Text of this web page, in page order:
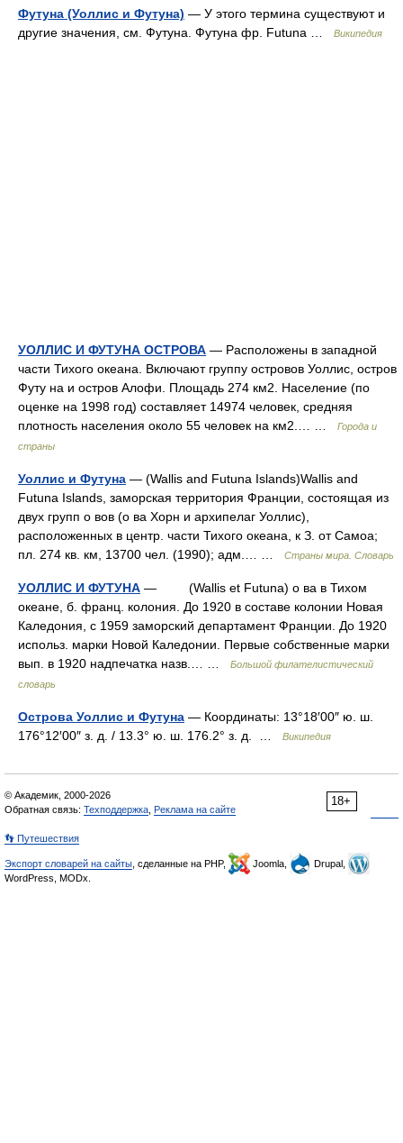
Футуна (Уоллис и Футуна) — У этого термина существуют и
другие значения, см. Футуна. Футуна фр. Futuna …
Википедия
УОЛЛИС И ФУТУНА ОСТРОВА — Расположены в западной
части Тихого океана. Включают группу островов Уоллис, остров
Футу на и остров Алофи. Площадь 274 км2. Население (по
оценке на 1998 год) составляет 14974 человек, средняя
плотность населения около 55 человек на км2.… …
Города и
страны
Уоллис и Футуна — (Wallis and Futuna Islands)Wallis and
Futuna Islands, заморская территория Франции, состоящая из
двух групп о вов (о ва Хорн и архипелаг Уоллис),
расположенных в центр. части Тихого океана, к З. от Самоа;
пл. 274 кв. км, 13700 чел. (1990); адм.… …
Страны мира. Словарь
УОЛЛИС И ФУТУНА — (Wallis et Futuna) о ва в Тихом
океане, б. франц. колония. До 1920 в составе колонии Новая
Каледония, с 1959 заморский департамент Франции. До 1920
использ. марки Новой Каледонии. Первые собственные марки
вып. в 1920 надпечатка назв.… …
Большой филателистический
словарь
Острова Уоллис и Футуна — Координаты: 13°18′00″ ю. ш.
176°12′00″ з. д. / 13.3° ю. ш. 176.2° з. д. …
Википедия
18+
© Академик, 2000-2026
Обратная связь: Техподдержка Реклама на сайте
👣 Путешествия
Экспорт словарей на сайты , сделанные на PHP, Joomla,
Drupal,
WordPress, MODx.